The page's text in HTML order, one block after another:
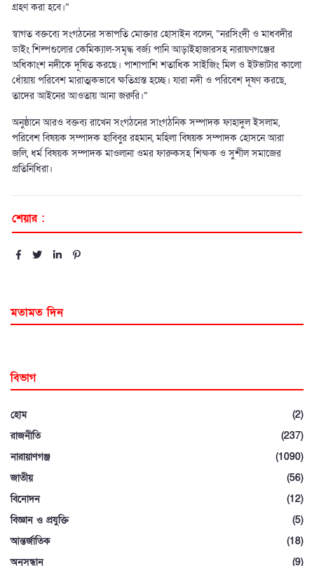
গ্রহণ করা হবে।”
স্বাগত বক্তব্যে সংগঠনের সভাপতি মোক্তার হোসাইন বলেন, “নরসিংদী ও মাধবদীর
ডাইং শিল্পগুলোর কেমিক্যাল-সমৃদ্ধ বর্জ্য পানি আড়াইহাজারসহ নারায়ণগঞ্জের
অধিকাংশ নদীকে দূষিত করছে। পাশাপাশি শতাধিক সাইজিং মিল ও ইটভাটার কালো
ধোঁয়ায় পরিবেশ মারাত্মকভাবে ক্ষতিগ্রস্ত হচ্ছে। যারা নদী ও পরিবেশ দূষণ করছে,
তাদের আইনের আওতায় আনা জরুরি।”
অনুষ্ঠানে আরও বক্তব্য রাখেন সংগঠনের সাংগঠনিক সম্পাদক ফাহাদুল ইসলাম,
পরিবেশ বিষয়ক সম্পাদক হাবিবুর রহমান, মহিলা বিষয়ক সম্পাদক হোসনে আরা
জলি, ধর্ম বিষয়ক সম্পাদক মাওলানা ওমর ফারুকসহ শিক্ষক ও সুশীল সমাজের
প্রতিনিধিরা।
শেয়ার :
মতামত দিন
বিভাগ
হোম
(2)
রাজনীতি
(237)
নারায়াণগঞ্জ
(1090)
জাতীয়
(56)
বিনোদন
(12)
বিজ্ঞান ও প্রযুক্তি
(5)
আন্তর্জাতিক
(18)
অনুসন্ধান
(9)